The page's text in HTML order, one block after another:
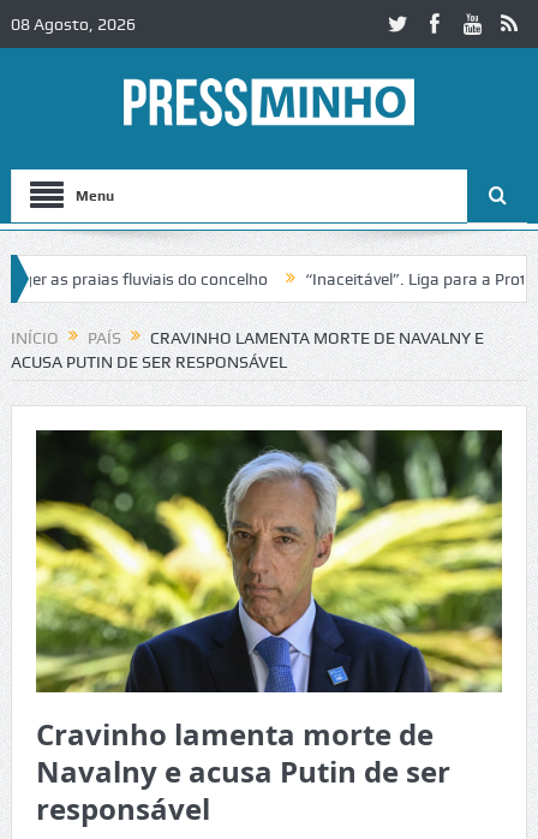
08 Agosto, 2026
Menu
praias fluviais do concelho “Inaceitável”. Liga para a Proteção
de trânsito no IC2 em Alcobaça Igreja do Castelo de
INÍCIO PAÍS
CRAVINHO LAMENTA MORTE DE NAVALNY E
ACUSA PUTIN DE SER RESPONSÁVEL
Cravinho lamenta morte de
Navalny e acusa Putin de ser
responsável